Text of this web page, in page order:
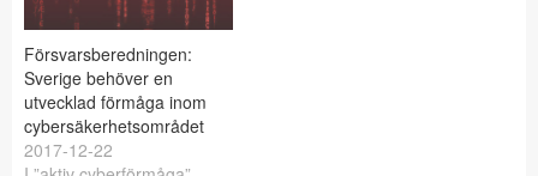
Försvarsberedningen:
Sverige behöver en
utvecklad förmåga inom
cybersäkerhetsområdet
2017-12-22